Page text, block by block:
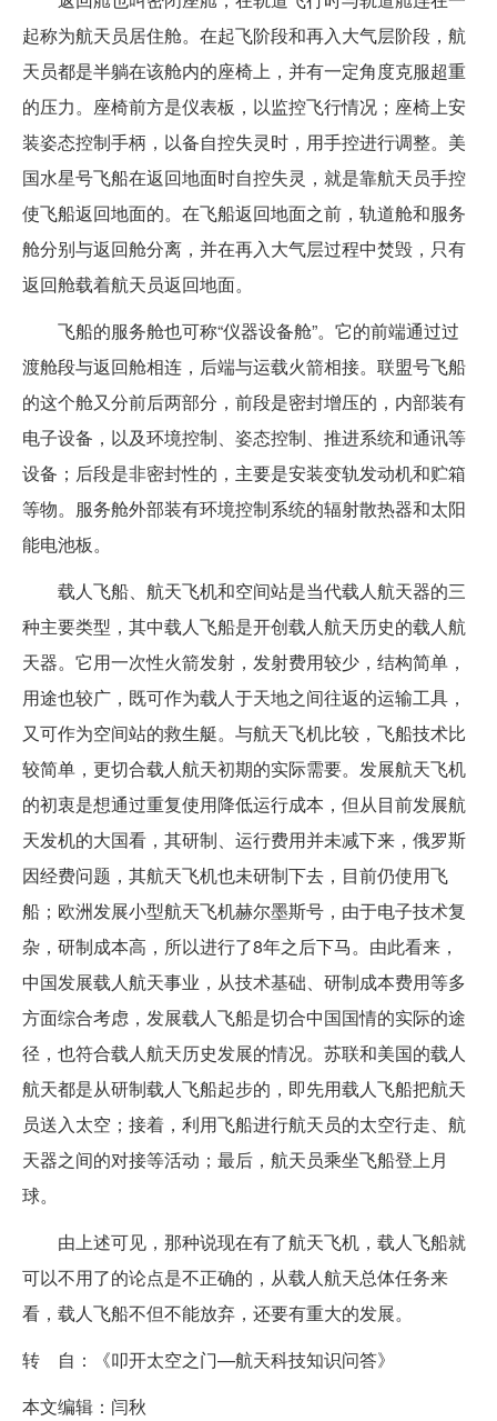
起称为航天员居住舱。在起飞阶段和再入大气层阶段，航
天员都是半躺在该舱内的座椅上，并有一定角度克服超重
的压力。座椅前方是仪表板，以监控飞行情况；座椅上安
装姿态控制手柄，以备自控失灵时，用手控进行调整。美
国水星号飞船在返回地面时自控失灵，就是靠航天员手控
使飞船返回地面的。在飞船返回地面之前，轨道舱和服务
舱分别与返回舱分离，并在再入大气层过程中焚毁，只有
返回舱载着航天员返回地面。
飞船的服务舱也可称“仪器设备舱”。它的前端通过过
渡舱段与返回舱相连，后端与运载火箭相接。联盟号飞船
的这个舱又分前后两部分，前段是密封增压的，内部装有
电子设备，以及环境控制、姿态控制、推进系统和通讯等
设备；后段是非密封性的，主要是安装变轨发动机和贮箱
等物。服务舱外部装有环境控制系统的辐射散热器和太阳
能电池板。
载人飞船、航天飞机和空间站是当代载人航天器的三
种主要类型，其中载人飞船是开创载人航天历史的载人航
天器。它用一次性火箭发射，发射费用较少，结构简单，
用途也较广，既可作为载人于天地之间往返的运输工具，
又可作为空间站的救生艇。与航天飞机比较，飞船技术比
较简单，更切合载人航天初期的实际需要。发展航天飞机
的初衷是想通过重复使用降低运行成本，但从目前发展航
天发机的大国看，其研制、运行费用并未减下来，俄罗斯
因经费问题，其航天飞机也未研制下去，目前仍使用飞
船；欧洲发展小型航天飞机赫尔墨斯号，由于电子技术复
杂，研制成本高，所以进行了8年之后下马。由此看来，
中国发展载人航天事业，从技术基础、研制成本费用等多
方面综合考虑，发展载人飞船是切合中国国情的实际的途
径，也符合载人航天历史发展的情况。苏联和美国的载人
航天都是从研制载人飞船起步的，即先用载人飞船把航天
员送入太空；接着，利用飞船进行航天员的太空行走、航
天器之间的对接等活动；最后，航天员乘坐飞船登上月
球。
由上述可见，那种说现在有了航天飞机，载人飞船就
可以不用了的论点是不正确的，从载人航天总体任务来
看，载人飞船不但不能放弃，还要有重大的发展。
转 自：《叩开太空之门—航天科技知识问答》
本文编辑：闫秋